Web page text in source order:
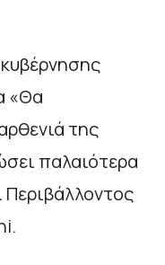
«Θα
της
παλαιότερα